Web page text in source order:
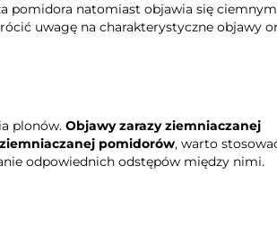
pomidora natomiast objawia się
uwagę na charakterystyczne objawy
plonów.Objawy zarazy ziemniaczanej
pomidorów, warto
odpowiednich odstępów między nimi.